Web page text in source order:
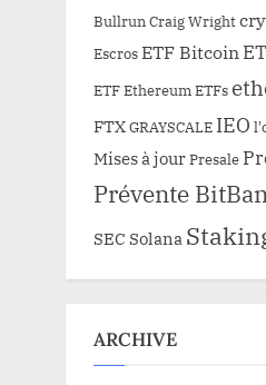
Bullrun Craig Wright
EscrosETF Bitcoin
ETF Ethereum ETFs
FTXGRAYSCALE IEO
Mises à jourPresale
Prévente
SEC Solana
ARCHIVE